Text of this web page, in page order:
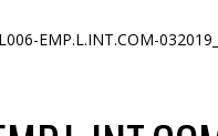
L006-EMP.L.INT.COM-